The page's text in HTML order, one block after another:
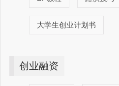
大学生创业计划书
创业融资